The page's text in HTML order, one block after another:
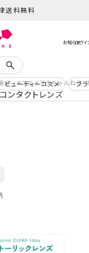
送料無料
け コスメヲタちゃんねる
コンタクトレンズ
ビューティーコスメ ブ